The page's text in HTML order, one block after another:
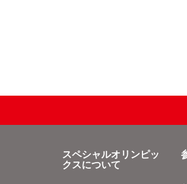
スペシャルオリンピッ
クスについて